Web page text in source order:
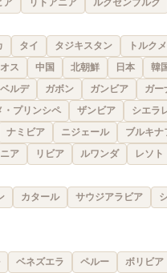
ア リトアニア ルクセンブルク
タイ タジキスタン トルク
ス 中国 北朝鮮 日本
韓
ルデ ガボン ガンビア ガー
・プリンシペ ザンビア シエラ
ナミビア ニジェール ブルキナ
ア リビア ルワンダ レソト
カタール サウジアラビア
ベネズエラ ペルー ボリビア